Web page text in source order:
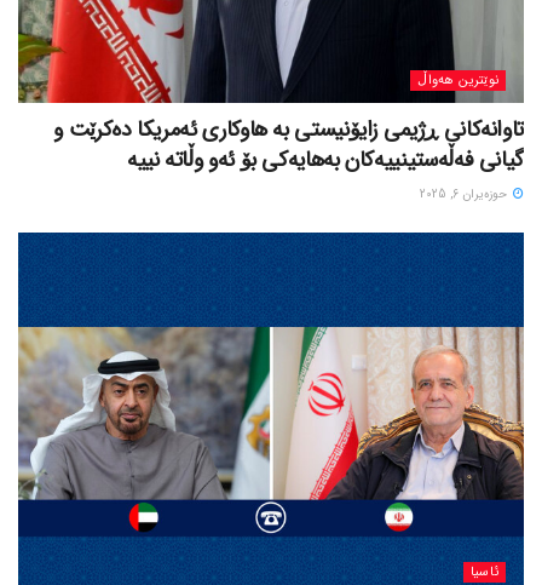
نوێترین هەواڵ
تاوانەکانی ڕژیمی زایۆنیستی بە هاوکاری ئەمریکا دەکرێت و
گیانی فەڵەستینییەکان بەهایەکی بۆ ئەو وڵاتە نییە
حوزه‌یران 6, 2025
ئاسیا